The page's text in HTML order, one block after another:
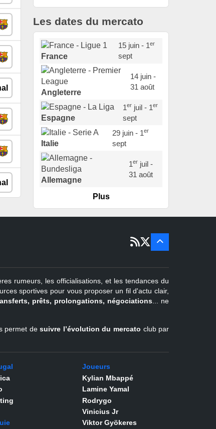
Les dates du mercato
France
15 juin - 1er
sept
Angleterre
14 juin -
31 août
Espagne
1erjuil - 1er
sept
Italie
29 juin - 1er
sept
Allemagne
1erjuil -
31 août
Portugal
15 sept
sept
Turquie
sept
Belgique
er
juil -
31 août
Plus
rumeurs, les officialisations, et les tendances du
sportives pour vous proposer un fil d'actu clair,
prêts, prolongations, négociations ... ne
permet desuivre l’évolution du mercato club par
Joueurs
Kylian Mbappé
Lamine Yamal
Rodrygo
Vinicius Jr
Viktor Gyökeres